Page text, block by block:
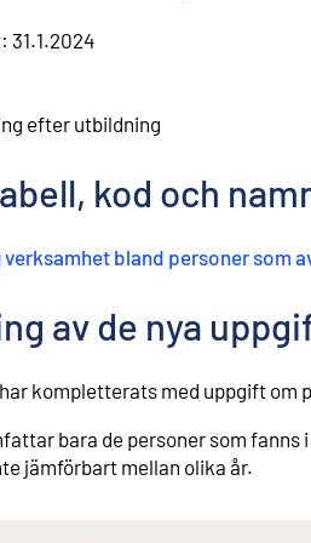
31.1.2024
efter utbildning
kod och
verksamhet bland personer som
av de nya
kompletterats med uppgift om
bara de personer som
jämförbart mellan olika år.